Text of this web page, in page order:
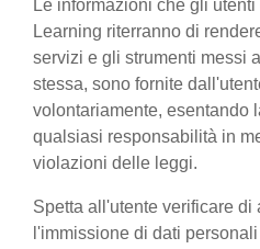
Le informazioni che gli
Learning riterranno di
servizi e gli strumenti messi
stessa, sono fornite
volontariamente, esentando
qualsiasi responsabilità in
violazioni delle leggi.
Spetta all'utente verificare di
l'immissione di dati